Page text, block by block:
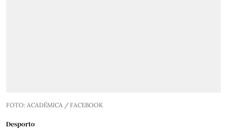
FOTO: ACADÉMICA / FACEBOOK
Desporto